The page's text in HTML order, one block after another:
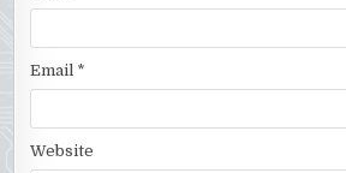
Email *
Website